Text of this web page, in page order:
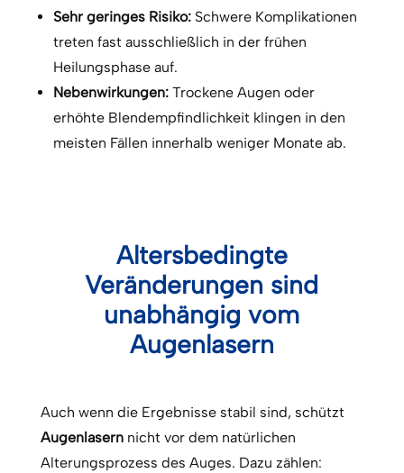
Sehr geringes Risiko:Schwere Komplikationen
treten fast ausschließlich in der frühen
Heilungsphase auf.
Nebenwirkungen:Trockene Augen oder
erhöhte Blendempfindlichkeit klingen in den
meisten Fällen innerhalb weniger Monate ab.
Altersbedingte
Veränderungen sind
unabhängig vom
Augenlasern
Auch wenn die Ergebnisse stabil sind, schützt
Augenlasernnicht vor dem natürlichen
Alterungsprozess des Auges. Dazu zählen: